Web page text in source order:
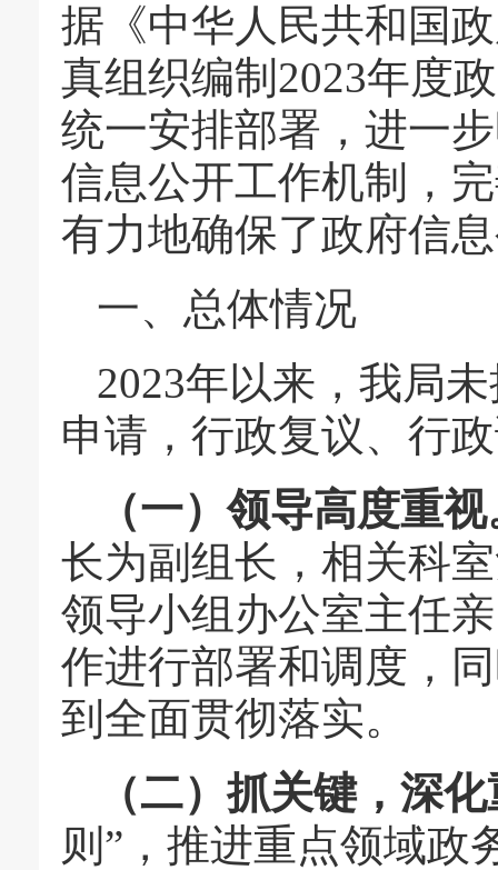
据《中华人民共和国
真组织编制2023年度
统一安排部署，进一
信息公开工作机制，
有力地确保了政府信
一、 总体情况
2023年以来，我局
申请，行政复议、行
（一）领导高度重
长为副组长，相关科
领导小组办公室主任
作进行部署和调度，
到全面贯彻落实。
（二）抓关键，深
则”，推进重点领域政